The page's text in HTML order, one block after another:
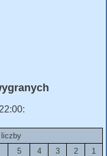
liczby
5 4 3 2 1